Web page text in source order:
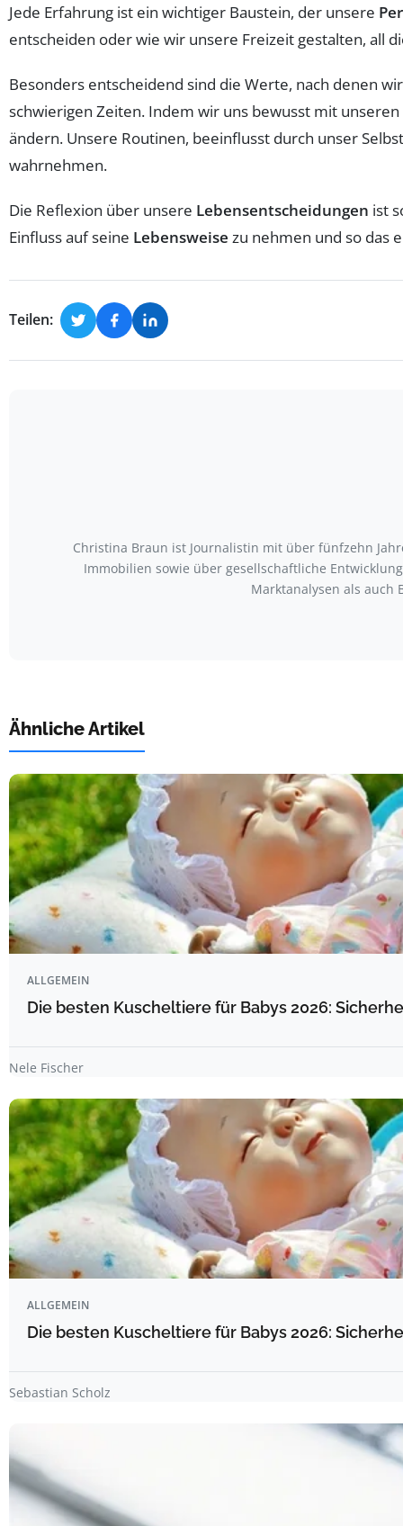
Jede Erfahrung ist ein wichtiger Baustein, der unsere
entscheiden oder wie wir unsere Freizeit gestalten, all
Besonders entscheidend sind die Werte, nach denen
schwierigen Zeiten. Indem wir uns bewusst mit
ändern. Unsere Routinen, beeinflusst durch unser
wahrnehmen.
Die Reflexion über unsere Lebensentscheidungen ist
Einfluss auf seine Lebensweise zu nehmen und so das
Teilen:
Christina Braun ist Journalistin mit über fünfzehn
Immobilien sowie über gesellschaftliche
Marktanalysen als
Ähnliche Artikel
ALLGEMEIN
Die besten Kuscheltiere für Babys 2026:
Nele Fischer
ALLGEMEIN
Die besten Kuscheltiere für Babys 2026:
Sebastian Scholz